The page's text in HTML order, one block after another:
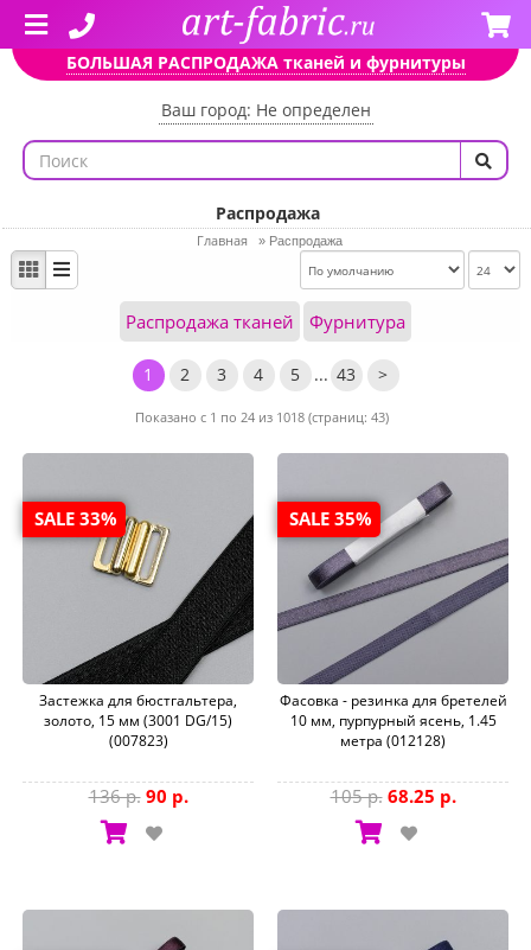
БОЛЬШАЯ РАСПРОДАЖА тканей и фурнитуры
Ваш город: Не определен
Распродажа
Главная » Распродажа
Распродажа тканей Фурнитура
1 2 3 4 5 ... 43 >
Показано с 1 по 24 из 1018 (страниц: 43)
SALE 33%
Застежка для бюстгальтера,
золото, 15 мм (3001 DG/15)
(007823)
136 р. 90 р.
SALE 35%
Фасовка - резинка для бретелей
10 мм, пурпурный ясень, 1.45
метра (012128)
105 р. 68.25 р.